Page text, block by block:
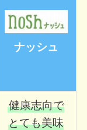
ナッシュ
健康志向で
とても美味